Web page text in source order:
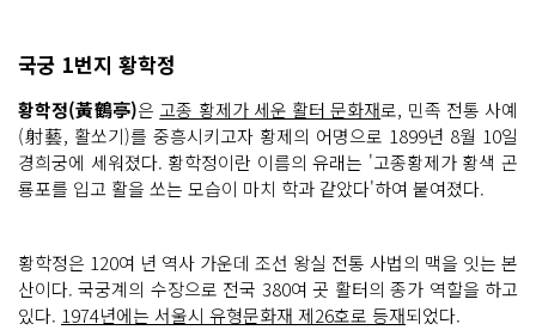
국궁 1번지 황학정
황학정(黃鶴亭)은 고종 황제가 세운 활터 문화재로, 민족 전통 사예
(射藝, 활쏘기)를 중흥시키고자 황제의 어명으로 1899년 8월 10일
경희궁에 세워졌다. 황학정이란 이름의 유래는 '고종황제가 황색 곤
룡포를 입고 활을 쏘는 모습이 마치 학과 같았다'하여 붙여졌다.
황학정은 120여 년 역사 가운데 조선 왕실 전통 사법의 맥을 잇는 본
산이다. 국궁계의 수장으로 전국 380여 곳 활터의 종가 역할을 하고
있다. 1974년에는 서울시 유형문화재 제26호로 등재되었다.